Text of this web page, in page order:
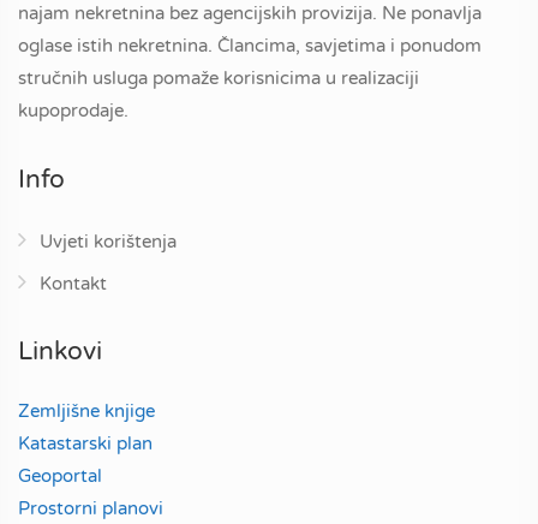
najam nekretnina bez agencijskih provizija. Ne ponavlja
oglase istih nekretnina. Člancima, savjetima i ponudom
stručnih usluga pomaže korisnicima u realizaciji
kupoprodaje.
Info
Uvjeti korištenja
Kontakt
Linkovi
Zemljišne knjige
Katastarski plan
Geoportal
Prostorni planovi